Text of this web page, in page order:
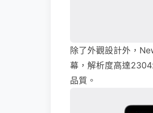
除了外觀設計外，
幕，解析度高達
品質。